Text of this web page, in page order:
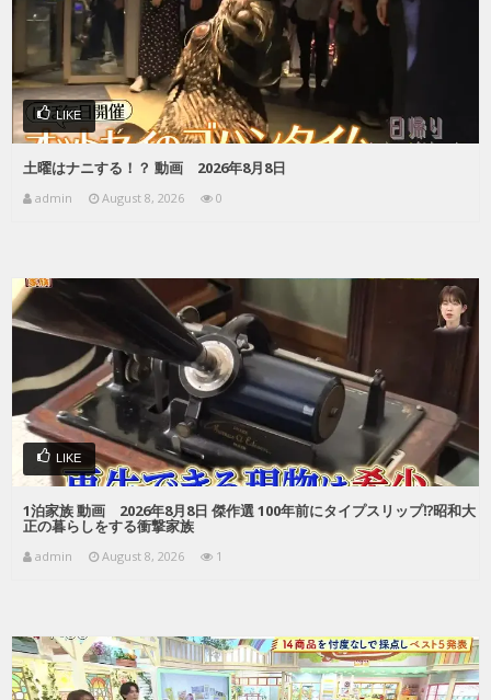
LIKE
土曜はナニする！？ 動画 2026年8月8日
admin August 8, 2026 0
LIKE
1泊家族 動画 2026年8月8日 傑作選 100年前にタイプスリップ⁉昭和大
正の暮らしをする衝撃家族
admin August 8, 2026 1